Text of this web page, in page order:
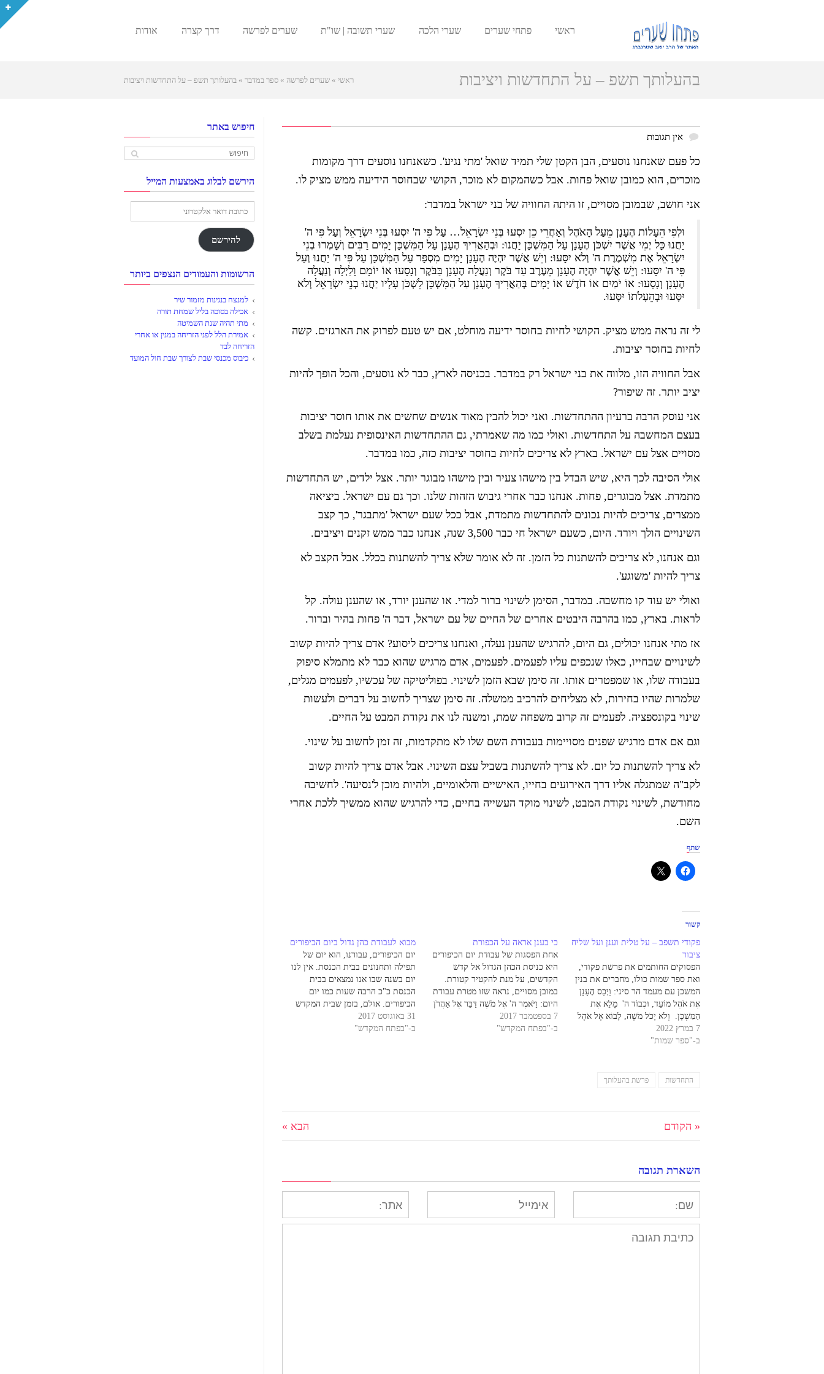
ראשי פתחי שערים שערי הלכה שערי תשובה | שו"ת שערים לפרשה דרך קצרה אודות
בהעלותך תשפ – על התחדשות ויציבות ראשי » שערים לפרשה » ספר במדבר » בהעלותך תשפ – על התחדשות ויציבות
אין תגובות
כל פעם שאנחנו נוסעים, הבן הקטן שלי תמיד שואל 'מתי נגיע'. כשאנחנו נוסעים דרך מקומות
מוכרים, הוא כמובן שואל פחות. אבל כשהמקום לא מוכר, הקושי שבחוסר הידיעה ממש מציק לו.
אני חושב, שבמובן מסויים, זו היתה החוויה של בני ישראל במדבר:
וּלְפִי הֵעָלוֹת הֶעָנָן מֵעַל הָאֹהֶל וְאַחֲרֵי כֵן יִסְעוּ בְּנֵי יִשְׂרָאֵל… עַל פִּי ה' יִסְעוּ בְּנֵי יִשְׂרָאֵל וְעַל פִּי ה'
יַחֲנוּ כָּל יְמֵי אֲשֶׁר יִשְׁכֹּן הֶעָנָן עַל הַמִּשְׁכָּן יַחֲנוּ: וּבְהַאֲרִיךְ הֶעָנָן עַל הַמִּשְׁכָּן יָמִים רַבִּים וְשָׁמְרוּ בְנֵי
יִשְׂרָאֵל אֶת מִשְׁמֶרֶת ה' וְלֹא יִסָּעוּ: וְיֵשׁ אֲשֶׁר יִהְיֶה הֶעָנָן יָמִים מִסְפָּר עַל הַמִּשְׁכָּן עַל פִּי ה' יַחֲנוּ וְעַל
פִּי ה' יִסָּעוּ: וְיֵשׁ אֲשֶׁר יִהְיֶה הֶעָנָן מֵעֶרֶב עַד בֹּקֶר וְנַעֲלָה הֶעָנָן בַּבֹּקֶר וְנָסָעוּ אוֹ יוֹמָם וָלַיְלָה וְנַעֲלָה
הֶעָנָן וְנָסָעוּ: אוֹ יֹמַיִם אוֹ חֹדֶשׁ אוֹ יָמִים בְּהַאֲרִיךְ הֶעָנָן עַל הַמִּשְׁכָּן לִשְׁכֹּן עָלָיו יַחֲנוּ בְנֵי יִשְׂרָאֵל וְלֹא
יִסָּעוּ וּבְהֵעָלֹתוֹ יִסָּעוּ.
לי זה נראה ממש מציק. הקושי לחיות בחוסר ידיעה מוחלט, אם יש טעם לפרוק את הארגזים. קשה
לחיות בחוסר יציבות.
אבל החוויה הזו, מלווה את בני ישראל רק במדבר. בכניסה לארץ, כבר לא נוסעים, והכל הופך להיות
יציב יותר. זה שיפור?
אני עוסק הרבה ברעיון ההתחדשות. ואני יכול להבין מאוד אנשים שחשים את אותו חוסר יציבות
בעצם המחשבה על התחדשות. ואולי כמו מה שאמרתי, גם ההתחדשות האינסופית נעלמת בשלב
מסויים אצל עם ישראל. בארץ לא צריכים לחיות בחוסר יציבות כזה, כמו במדבר.
אולי הסיבה לכך היא, שיש הבדל בין מישהו צעיר ובין מישהו מבוגר יותר. אצל ילדים, יש התחדשות
מתמדת. אצל מבוגרים, פחות. אנחנו כבר אחרי גיבוש הזהות שלנו. וכך גם עם ישראל. ביציאה
ממצרים, צריכים להיות נכונים להתחדשות מתמדת, אבל ככל שעם ישראל 'מתבגר', כך קצב
השינויים הולך ויורד. היום, כשעם ישראל חי כבר 3,500 שנה, אנחנו כבר ממש זקנים ויציבים.
וגם אנחנו, לא צריכים להשתנות כל הזמן. זה לא אומר שלא צריך להשתנות בכלל. אבל הקצב לא
צריך להיות 'משוגע'.
ואולי יש עוד קו מחשבה. במדבר, הסימן לשינוי ברור למדי. או שהענן יורד, או שהענן עולה. קל
לראות. בארץ, כמו בהרבה היבטים אחרים של החיים של עם ישראל, דבר ה' פחות בהיר וברור.
אז מתי אנחנו יכולים, גם היום, להרגיש שהענן נעלה, ואנחנו צריכים ליסוע? אדם צריך להיות קשוב
לשינויים שבחייו, כאלו שנכפים עליו לפעמים. לפעמים, אדם מרגיש שהוא כבר לא מתמלא סיפוק
בעבודה שלו, או שמפטרים אותו. זה סימן שבא הזמן לשינוי. בפוליטיקה של עכשיו, לפעמים מגלים,
שלמרות שהיו בחירות, לא מצליחים להרכיב ממשלה. זה סימן שצריך לחשוב על דברים ולעשות
שינוי בקונספציה. לפעמים זה קרוב משפחה שמת, ומשנה לנו את נקודת המבט על החיים.
וגם אם אדם מרגיש שפנים מסויימות בעבודת השם שלו לא מתקדמות, זה זמן לחשוב על שינוי.
לא צריך להשתנות כל יום. לא צריך להשתנות בשביל עצם השינוי. אבל אדם צריך להיות קשוב
לקב"ה שמתגלה אליו דרך האירועים בחייו, האישיים והלאומיים, ולהיות מוכן ל'נסיעה'. לחשיבה
מחודשת, לשינוי נקודת המבט, לשינוי מוקד העשייה בחיים, כדי להרגיש שהוא ממשיך ללכת אחרי
השם.
שתף
קשור
פקודי תשפב – על טלית וענן ועל שליח
ציבור
הפסוקים החותמים את פרשת פקודי,
ואת ספר שמות כולו, מחברים את בנין
המשכן עם מעמד הר סיני: וַיְכַס הֶעָנָן
אֶת אֹהֶל מוֹעֵד, וּכְבוֹד ה' מָלֵא אֶת
הַמִּשְׁכָּן. וְלֹא יָכֹל מֹשֶׁה, לָבוֹא אֶל אֹהֶל
מוֹעֵד כִּי שָׁכַן עָלָיו הֶעָנָן, וּכְבוֹד ה' מָלֵא
אֶת הַמִּשְׁכָּן. בסיום בנין המשכן, המשכן
7 במרץ 2022
ב-"ספר שמות"
כי בענן אראה על הכפורת
אחת הפסגות של עבודת יום הכיפורים
היא כניסת הכהן הגדול אל קדש
הקדשים, על מנת להקטיר קטורת.
במובן מסויים, נראה שזו מטרת עבודת
היום: וַיֹּאמֶר ה' אֶל מֹשֶׁה דַּבֵּר אֶל אַהֲרֹן
אָחִיךָ וְאַל יָבֹא בְכָל עֵת אֶל הַקֹּדֶשׁ מִבֵּית
לַפָּרֹכֶת אֶל פְּנֵי הַכַּפֹּרֶת אֲשֶׁר עַל הָאָרֹן
7 בספטמבר 2017
ב-"בפתח המקדש"
מבוא לעבודת כהן גדול ביום הכיפורים
יום הכיפורים, עבורנו, הוא יום של
תפילה ותחנונים בבית הכנסת. אין לנו
יום בשנה שבו אנו נמצאים בבית
הכנסת כ"כ הרבה שעות כמו יום
הכיפורים. אולם, בזמן שבית המקדש
היה קיים, חלק מרכזי, אולי עיקר
עבודת יום הכיפורים, היה עבודתו של
31 באוגוסט 2017
ב-"בפתח המקדש"
התחדשות פרשת בהעלותך
« הקודם הבא »
השארת תגובה
חיפוש באתר
הירשם לבלוג באמצעות המייל
אלקטרוני
להירשם
הרשומות והעמודים הנצפים ביותר
למנצח בנגינות מזמור שיר
אכילה בסוכה בליל שמחת תורה
מתי תהיה שנת השמיטה
אמירת הלל לפני הזריחה במנין או אחרי
הזריחה לבד
כיבוס מכנסי שבת לצורך שבת חול המועד